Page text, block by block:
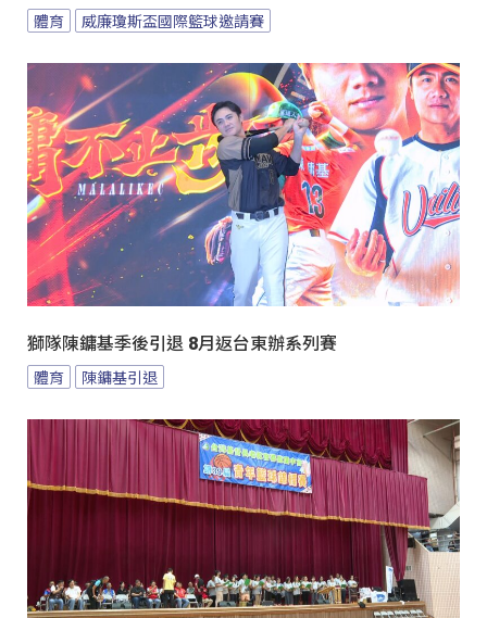
體育 威廉瓊斯盃國際籃球邀請賽
獅隊陳鏞基季後引退 8月返台東辦系列賽
體育 陳鏞基引退